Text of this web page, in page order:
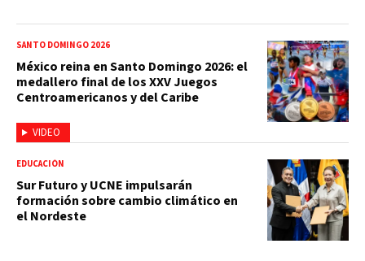
VIDEO
SANTO DOMINGO 2026
México reina en Santo Domingo 2026: el
medallero final de los XXV Juegos
Centroamericanos y del Caribe
EDUCACIÓN
Sur Futuro y UCNE impulsarán
formación sobre cambio climático en
el Nordeste